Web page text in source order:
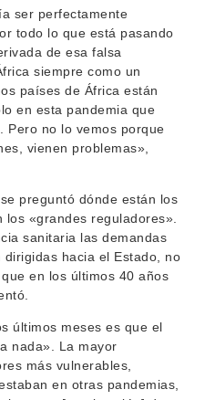
ser perfectamente
todo lo que está pasando
de esa falsa
siempre como un
países de África están
en esta pandemia que
Pero no lo vemos porque
vienen problemas»,
preguntó dónde están los
«grandes reguladores».
sanitaria las demandas
hacia el Estado, no
en los últimos 40 años
últimos meses es que el
nada». La mayor
más vulnerables,
en otras pandemias,